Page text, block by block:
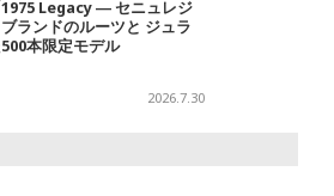
Legacy ― セニュレジ
ランドのルーツと ジュラ
本限定モデル
2026.7.30